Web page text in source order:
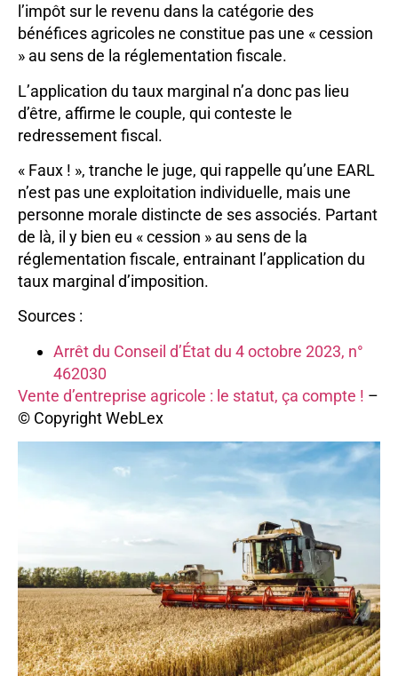
l’impôt sur le revenu dans la catégorie des
bénéfices agricoles ne constitue pas une « cession
» au sens de la réglementation fiscale.
L’application du taux marginal n’a donc pas lieu
d’être, affirme le couple, qui conteste le
redressement fiscal.
« Faux ! », tranche le juge, qui rappelle qu’une EARL
n’est pas une exploitation individuelle, mais une
personne morale distincte de ses associés. Partant
de là, il y bien eu « cession » au sens de la
réglementation fiscale, entrainant l’application du
taux marginal d’imposition.
Sources :
Arrêt du Conseil d’État du 4 octobre 2023, n°
462030
Vente d’entreprise agricole : le statut, ça compte ! –
© Copyright WebLex